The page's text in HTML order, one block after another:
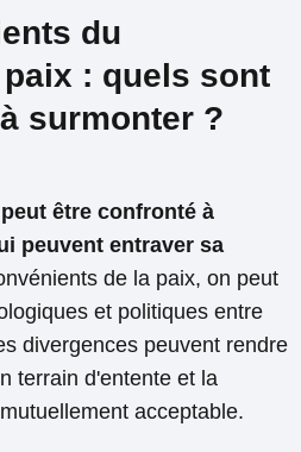
du
: quels sont
surmonter ?
être confronté à
peuvent entraver sa
de la paix, on peut
et politiques entre
divergences peuvent rendre
terrain d'entente et la
acceptable.